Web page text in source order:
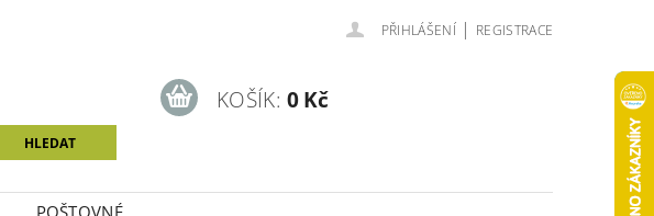
PŘIHLÁŠENÍ | REGISTRACE
KOŠÍK: 0 Kč
POŠTOVNÉ